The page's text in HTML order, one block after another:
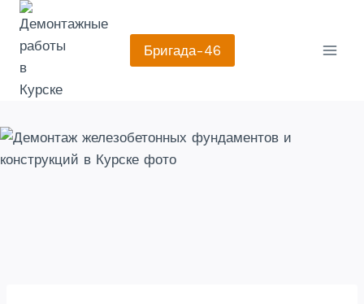
Перейти
содержанию
Бригада-46